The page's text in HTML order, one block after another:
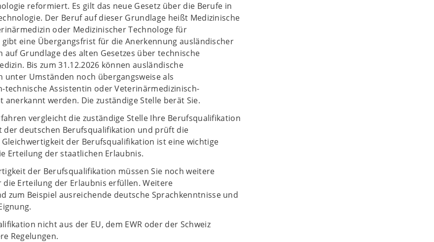
reformiert. Es gilt das neue Gesetz über die Berufe in
Der Beruf auf dieser Grundlage heißt Medizinische
oder Medizinischer Technologe für
eine Übergangsfrist für die Anerkennung ausländischer
auf Grundlage des alten Gesetzes über technische
Bis zum 31.12.2026 können ausländische
unter Umständen noch übergangsweise als
technische Assistentin oder Veterinärmedizinisch-
anerkannt werden. Die zuständige Stelle berät Sie.
vergleicht die zuständige Stelle Ihre Berufsqualifikation
der deutschen Berufsqualifikation und prüft die
der Berufsqualifikation ist eine wichtige
Erteilung der staatlichen Erlaubnis.
der Berufsqualifikation müssen Sie noch weitere
die Erteilung der Erlaubnis erfüllen. Weitere
zum Beispiel ausreichende deutsche Sprachkenntnisse und
nicht aus der EU, dem EWR oder der Schweiz
Regelungen.